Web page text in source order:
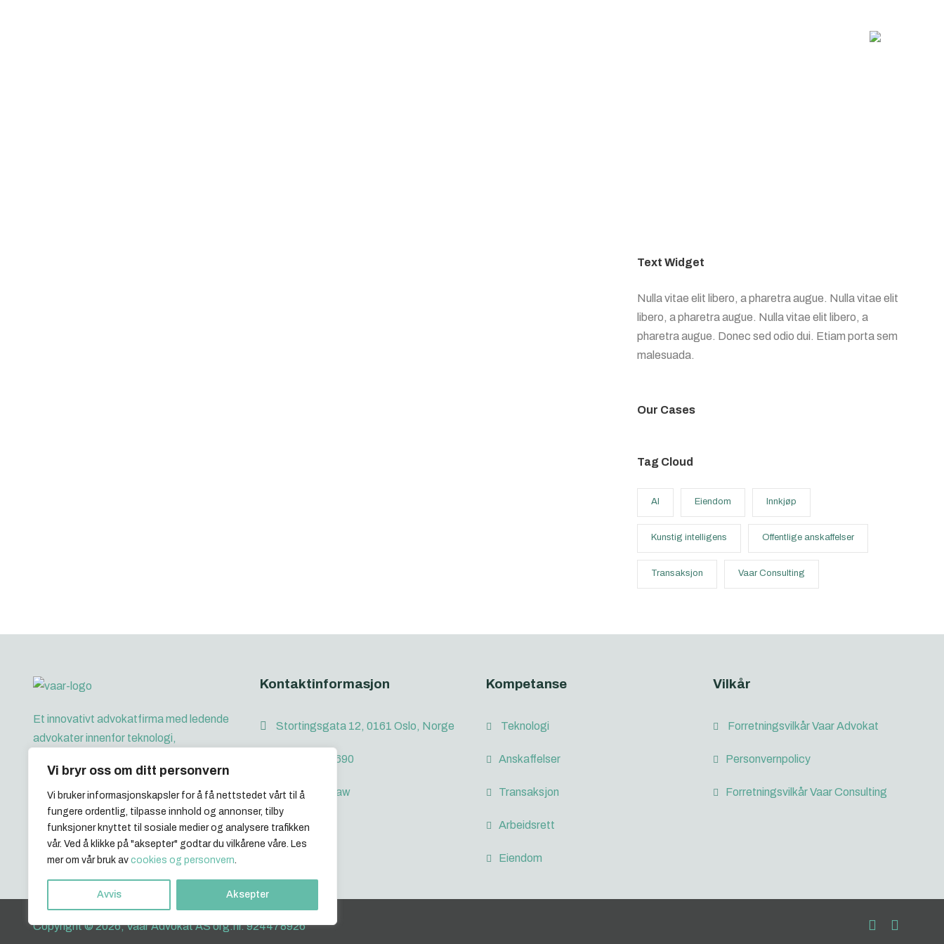
Vi bryr oss om ditt personvern
Vi bruker informasjonskapsler for å få nettstedet vårt til å
fungere ordentlig, tilpasse innhold og annonser, tilby
funksjoner knyttet til sosiale medier og analysere trafikken
vår. Ved å klikke på "aksepter" godtar du vilkårene våre. Les
mer om vår bruk av cookies og personvern.
Avvis Aksepter
Text Widget
Nulla vitae elit libero, a pharetra augue. Nulla vitae elit
libero, a pharetra augue. Nulla vitae elit libero, a
pharetra augue. Donec sed odio dui. Etiam porta sem
malesuada.
Our Cases
Tag Cloud
AI Eiendom Innkjøp
Kunstig intelligens Offentlige anskaffelser
Transaksjon Vaar Consulting
Et innovativt advokatfirma med ledende
advokater innenfor teknologi,
eiendom
Kontaktinformasjon
Stortingsgata 12, 0161 Oslo, Norge
+47 922 31 690
post@vaar.law
Kompetanse
Teknologi
Anskaffelser
Transaksjon
Arbeidsrett
Eiendom
Vilkår
Forretningsvilkår Vaar Advokat
Personvernpolicy
Forretningsvilkår Vaar Consulting
Copyright © 2026, Vaar Advokat AS org.nr. 924478926